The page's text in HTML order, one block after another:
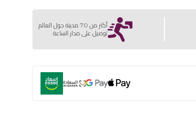
أكثر من 70 مدينة حول العالم
توصيل على مدار الساعة